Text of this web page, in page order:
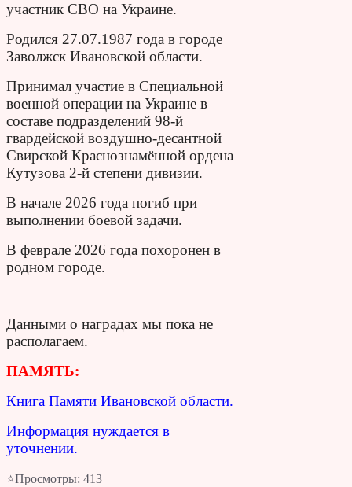
участник СВО на Украине.
Родился 27.07.1987 года в городе
Заволжск Ивановской области.
Принимал участие в Специальной
военной операции на Украине в
составе подразделений 98-й
гвардейской воздушно-десантной
Свирской Краснознамённой ордена
Кутузова 2-й степени дивизии.
В начале 2026 года погиб при
выполнении боевой задачи.
В феврале 2026 года похоронен в
родном городе.
Данными о наградах мы пока не
располагаем.
ПАМЯТЬ:
Книга Памяти Ивановской области.
Информация нуждается в
уточнении.
⭐Просмотры: 413